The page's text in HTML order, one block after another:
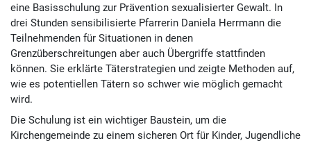
eine Basisschulung zur Prävention sexualisierter Gewalt. In
drei Stunden sensibilisierte Pfarrerin Daniela Herrmann die
Teilnehmenden für Situationen in denen
Grenzüberschreitungen aber auch Übergriffe stattfinden
können. Sie erklärte Täterstrategien und zeigte Methoden auf,
wie es potentiellen Tätern so schwer wie möglich gemacht
wird.
Die Schulung ist ein wichtiger Baustein, um die
Kirchengemeinde zu einem sicheren Ort für Kinder, Jugendliche